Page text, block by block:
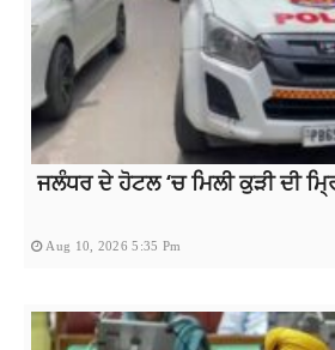
ਜਲੰਧਰ ਦੇ ਹੋਟਲ ‘ਚ ਮਿਲੀ ਕੁੜੀ ਦੀ
Aug 10, 2026 5:35 Pm